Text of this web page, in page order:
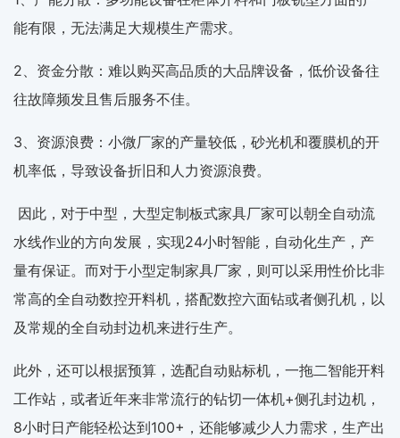
能有限，无法满足大规模生产需求。
2、资金分散：难以购买高品质的大品牌设备，低价设备往
往故障频发且售后服务不佳。
3、资源浪费：小微厂家的产量较低，砂光机和覆膜机的开
机率低，导致设备折旧和人力资源浪费。
因此，对于中型，大型定制板式家具厂家可以朝全自动流
水线作业的方向发展，实现24小时智能，自动化生产，产
量有保证。而对于小型定制家具厂家，则可以采用性价比非
常高的全自动数控开料机，搭配数控六面钻或者侧孔机，以
及常规的全自动封边机来进行生产。
此外，还可以根据预算，选配自动贴标机，一拖二智能开料
工作站，或者近年来非常流行的钻切一体机+侧孔封边机，
8小时日产能轻松达到100+，还能够减少人力需求，生产出